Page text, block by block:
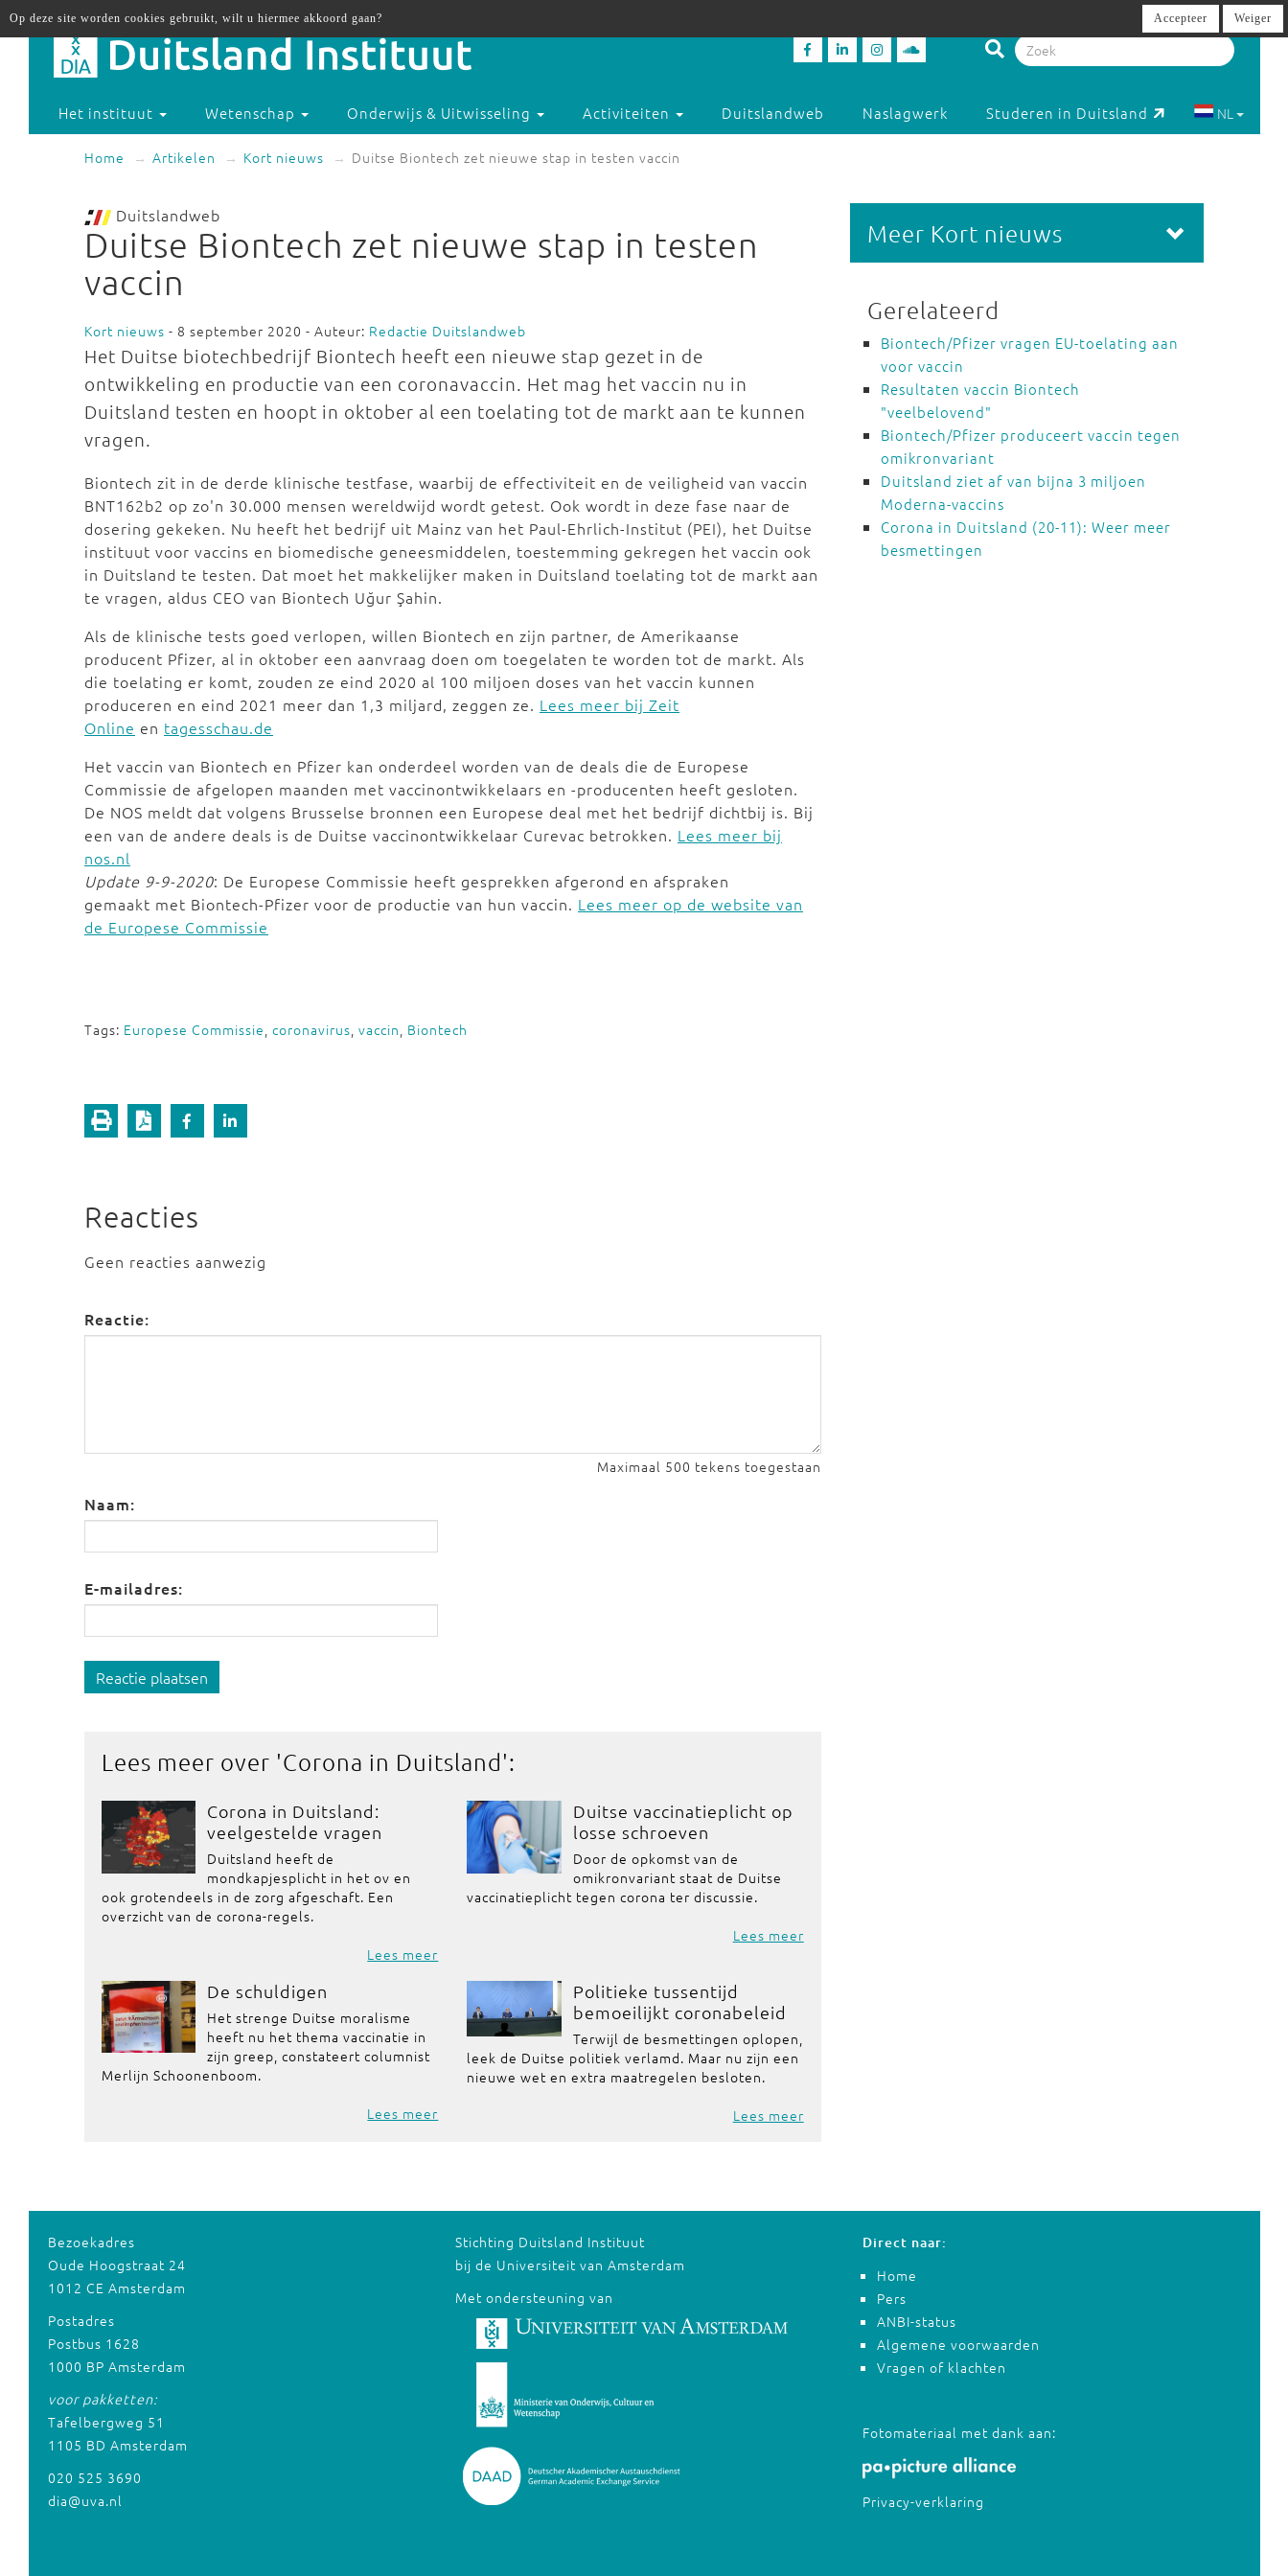
Het instituut Wetenschap Onderwijs & Uitwisseling Activiteiten Duitslandweb Naslagwerk Studeren in Duitsland NL
Home Artikelen Kort nieuws Duitse Biontech zet nieuwe stap in testen vaccin
Duitslandweb
Duitse Biontech zet nieuwe stap in testen
vaccin
Kort nieuws - 8 september 2020 - Auteur: Redactie Duitslandweb
Het Duitse biotechbedrijf Biontech heeft een nieuwe stap gezet in de
ontwikkeling en productie van een coronavaccin. Het mag het vaccin nu in
Duitsland testen en hoopt in oktober al een toelating tot de markt aan te kunnen
vragen.
Biontech zit in de derde klinische testfase, waarbij de effectiviteit en de veiligheid van vaccin
BNT162b2 op zo'n 30.000 mensen wereldwijd wordt getest. Ook wordt in deze fase naar de
dosering gekeken. Nu heeft het bedrijf uit Mainz van het Paul-Ehrlich-Institut (PEI), het Duitse
instituut voor vaccins en biomedische geneesmiddelen, toestemming gekregen het vaccin ook
in Duitsland te testen. Dat moet het makkelijker maken in Duitsland toelating tot de markt aan
te vragen, aldus CEO van Biontech Uğur Şahin.
Als de klinische tests goed verlopen, willen Biontech en zijn partner, de Amerikaanse
producent Pfizer, al in oktober een aanvraag doen om toegelaten te worden tot de markt. Als
die toelating er komt, zouden ze eind 2020 al 100 miljoen doses van het vaccin kunnen
produceren en eind 2021 meer dan 1,3 miljard, zeggen ze. Lees meer bij Zeit
Online en tagesschau.de
Het vaccin van Biontech en Pfizer kan onderdeel worden van de deals die de Europese
Commissie de afgelopen maanden met vaccinontwikkelaars en -producenten heeft gesloten.
De NOS meldt dat volgens Brusselse bronnen een Europese deal met het bedrijf dichtbij is. Bij
een van de andere deals is de Duitse vaccinontwikkelaar Curevac betrokken. Lees meer bij
nos.nl
Update 9-9-2020: De Europese Commissie heeft gesprekken afgerond en afspraken
gemaakt met Biontech-Pfizer voor de productie van hun vaccin. Lees meer op de website van
de Europese Commissie
Tags: Europese Commissie, coronavirus, vaccin, Biontech
Reacties
Geen reacties aanwezig
Reactie:
Maximaal 500 tekens toegestaan
Naam:
E-mailadres:
Reactie plaatsen
Lees meer over 'Corona in Duitsland':
Corona in Duitsland:
veelgestelde vragen
Duitsland heeft de
mondkapjesplicht in het ov en
ook grotendeels in de zorg afgeschaft. Een
overzicht van de corona-regels.
Lees meer
Duitse vaccinatieplicht op
losse schroeven
Door de opkomst van de
omikronvariant staat de Duitse
vaccinatieplicht tegen corona ter discussie.
Lees meer
De schuldigen
Het strenge Duitse moralisme
heeft nu het thema vaccinatie in
zijn greep, constateert columnist
Merlijn Schoonenboom.
Lees meer
Politieke tussentijd
bemoeilijkt coronabeleid
Terwijl de besmettingen oplopen,
leek de Duitse politiek verlamd. Maar nu zijn een
nieuwe wet en extra maatregelen besloten.
Lees meer
Meer Kort nieuws
Gerelateerd
Biontech/Pfizer vragen EU-toelating aan
voor vaccin
Resultaten vaccin Biontech
"veelbelovend"
Biontech/Pfizer produceert vaccin tegen
omikronvariant
Duitsland ziet af van bijna 3 miljoen
Moderna-vaccins
Corona in Duitsland (20-11): Weer meer
besmettingen
Bezoekadres
Oude Hoogstraat 24
1012 CE Amsterdam
Postadres
Postbus 1628
1000 BP Amsterdam
voor pakketten:
Tafelbergweg 51
1105 BD Amsterdam
020 525 3690
dia@uva.nl
Stichting Duitsland Instituut
bij de Universiteit van Amsterdam
Met ondersteuning van
Direct naar:
Home
Pers
ANBI-status
Algemene voorwaarden
Vragen of klachten
Fotomateriaal met dank aan:
Privacy-verklaring
Op deze site worden cookies gebruikt, wilt u hiermee akkoord gaan? Accepteer Weiger